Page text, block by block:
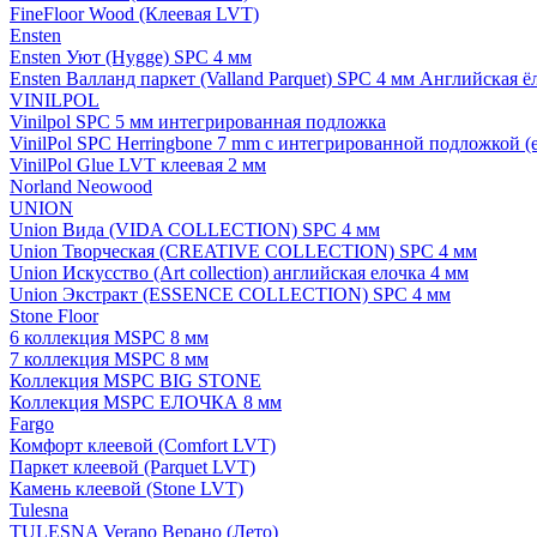
FineFloor Wood (Клеевая LVT)
Ensten
Ensten Уют (Hygge) SPC 4 мм
Ensten Валланд паркет (Valland Parquet) SPC 4 мм Английская
VINILPOL
Vinilpol SPC 5 мм интегрированная подложка
VinilPol SPC Herringbone 7 mm с интегрированной подложкой
VinilPol Glue LVT клеевая 2 мм
Norland Neowood
UNION
Union Вида (VIDA COLLECTION) SPC 4 мм
Union Творческая (CREATIVE COLLECTION) SPC 4 мм
Union Искусство (Art collection) английская елочка 4 мм
Union Экстракт (ESSENCE COLLECTION) SPC 4 мм
Stone Floor
6 коллекция MSPC 8 мм
7 коллекция MSPC 8 мм
Коллекция MSPC BIG STONE
Коллекция MSPC ЕЛОЧКА 8 мм
Fargo
Комфорт клеевой (Comfort LVT)
Паркет клеевой (Parquet LVT)
Камень клеевой (Stone LVT)
Tulesna
TULESNA Verano Верано (Лето)